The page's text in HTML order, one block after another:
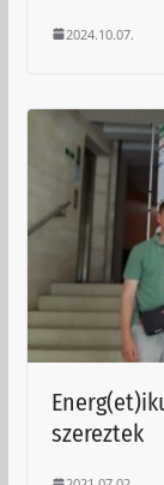
2024.10.07.
szereztek